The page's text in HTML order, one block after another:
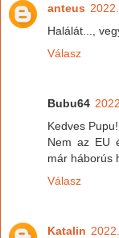
anteus
Halálát...,
Válasz
Bubu64
Kedves Pupu!
Nem az EU
már háborús
Válasz
Katalin